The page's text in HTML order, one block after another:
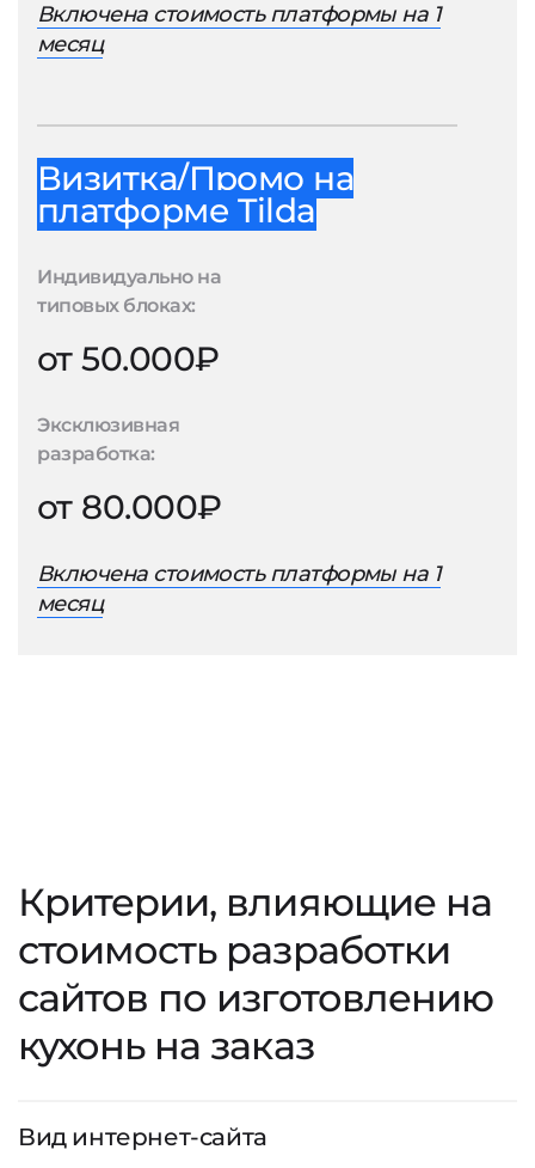
Включена стоимость платформы на 1
месяц
Визитка/Промо на
платформе Tilda
Индивидуально на
типовых блоках:
от 50.000₽
Эксклюзивная
разработка:
от 80.000₽
Включена стоимость платформы на 1
месяц
Критерии, влияющие на
стоимость разработки
сайтов по изготовлению
кухонь на заказ
Вид интернет-сайта